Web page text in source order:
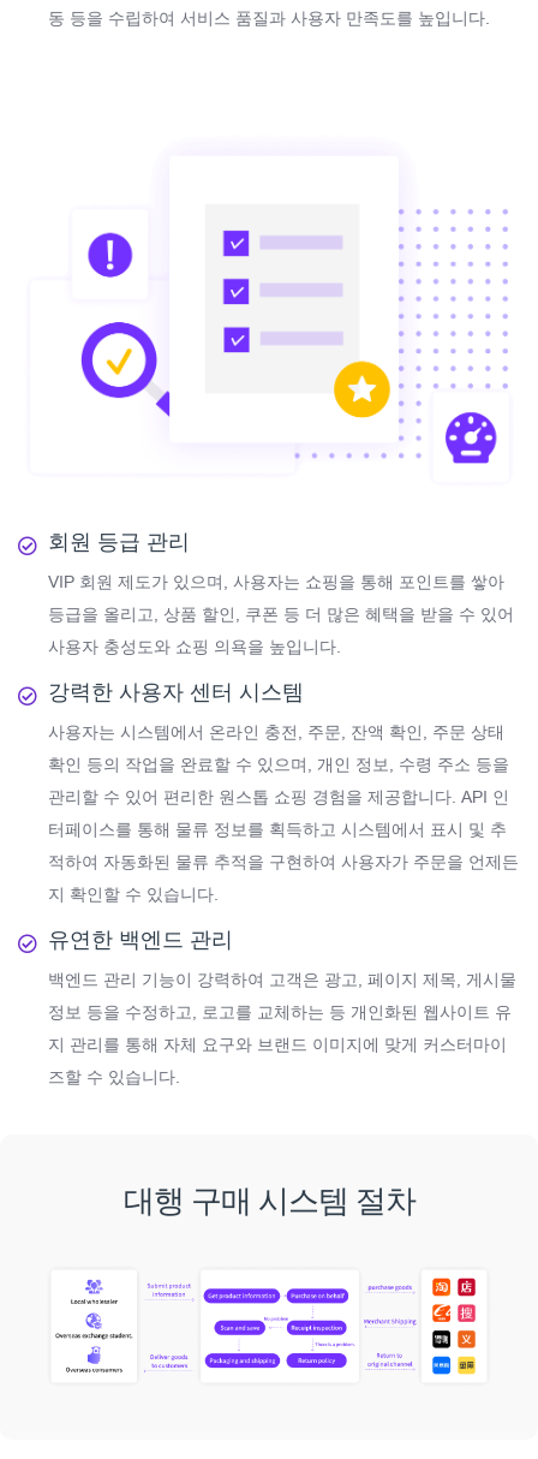
동 등을 수립하여 서비스 품질과 사용자 만족도를 높입니다.
회원 등급 관리
VIP 회원 제도가 있으며, 사용자는 쇼핑을 통해 포인트를 쌓아
등급을 올리고, 상품 할인, 쿠폰 등 더 많은 혜택을 받을 수 있어
사용자 충성도와 쇼핑 의욕을 높입니다.
강력한 사용자 센터 시스템
사용자는 시스템에서 온라인 충전, 주문, 잔액 확인, 주문 상태
확인 등의 작업을 완료할 수 있으며, 개인 정보, 수령 주소 등을
관리할 수 있어 편리한 원스톱 쇼핑 경험을 제공합니다. API 인
터페이스를 통해 물류 정보를 획득하고 시스템에서 표시 및 추
적하여 자동화된 물류 추적을 구현하여 사용자가 주문을 언제든
지 확인할 수 있습니다.
유연한 백엔드 관리
백엔드 관리 기능이 강력하여 고객은 광고, 페이지 제목, 게시물
정보 등을 수정하고, 로고를 교체하는 등 개인화된 웹사이트 유
지 관리를 통해 자체 요구와 브랜드 이미지에 맞게 커스터마이
즈할 수 있습니다.
대행 구매 시스템 절차